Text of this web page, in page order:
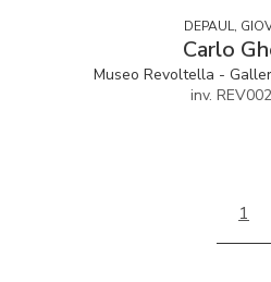
DEPAUL,
Carlo
Museo Revoltella -
inv.
1